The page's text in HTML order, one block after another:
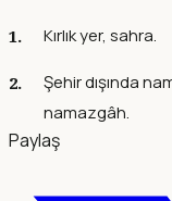
Kırlık yer, sahra.
Şehir dışında
namazgâh.
Paylaş